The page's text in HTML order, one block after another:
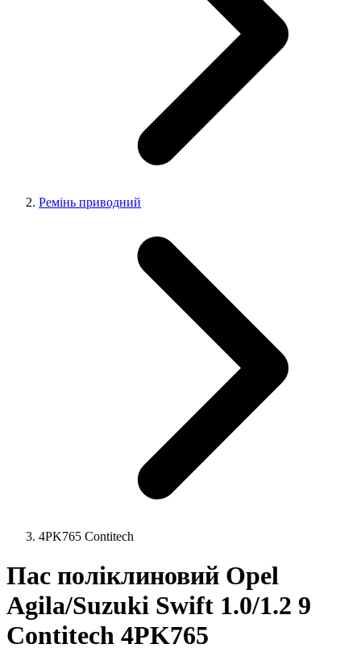
Ремінь приводний
4PK765 Contitech
Пас поліклиновий Opel
Agila/Suzuki Swift 1.0/1.2 9
Contitech 4PK765